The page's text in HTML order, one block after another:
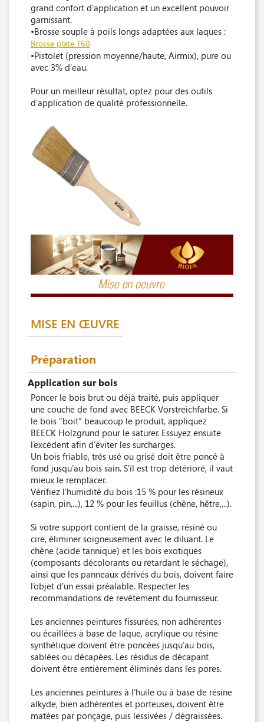
grand confort d'application et un excellent pouvoir
garnissant.
•Brosse souple à poils longs adaptées aux laques :
Brosse plate T60
•Pistolet (pression moyenne/haute, Airmix), pure ou
avec 3% d'eau.
Pour un meilleur résultat, optez pour des outils
d'application de qualité professionnelle.
MISE EN ŒUVRE
Préparation
Application sur bois
Poncer le bois brut ou déjà traité, puis appliquer
une couche de fond avec BEECK Vorstreichfarbe. Si
le bois “boit” beaucoup le produit, appliquez
BEECK Holzgrund pour le saturer. Essuyez ensuite
l’excédent afin d’éviter les surcharges.
Un bois friable, très usé ou grisé doit être poncé à
fond jusqu’au bois sain. S’il est trop détérioré, il vaut
mieux le remplacer.
Vérifiez l'humidité du bois :15 % pour les résineux
(sapin, pin,...), 12 % pour les feuillus (chêne, hêtre,...).
Si votre support contient de la graisse, résiné ou
cire, éliminer soigneusement avec le diluant. Le
chêne (acide tannique) et les bois exotiques
(composants décolorants ou retardant le séchage),
ainsi que les panneaux dérivés du bois, doivent faire
l’objet d’un essai préalable. Respecter les
recommandations de revêtement du fournisseur.
Les anciennes peintures fissurées, non adhérentes
ou écaillées à base de laque, acrylique ou résine
synthétique doivent être poncées jusqu’au bois,
sablées ou décapées. Les résidus de décapant
doivent être entièrement éliminés dans les pores.
Les anciennes peintures à l’huile ou à base de résine
alkyde, bien adhérentes et porteuses, doivent être
matées par ponçage, puis lessivées / dégraissées.